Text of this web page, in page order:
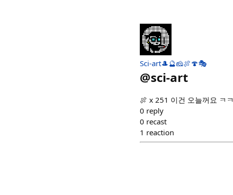
Sci-art🎩🔮🧀🍖🍄🎭
@sci-art
🍖 x 251 이건 오늘꺼요 ㅋ
0 reply
0 recast
1 reaction